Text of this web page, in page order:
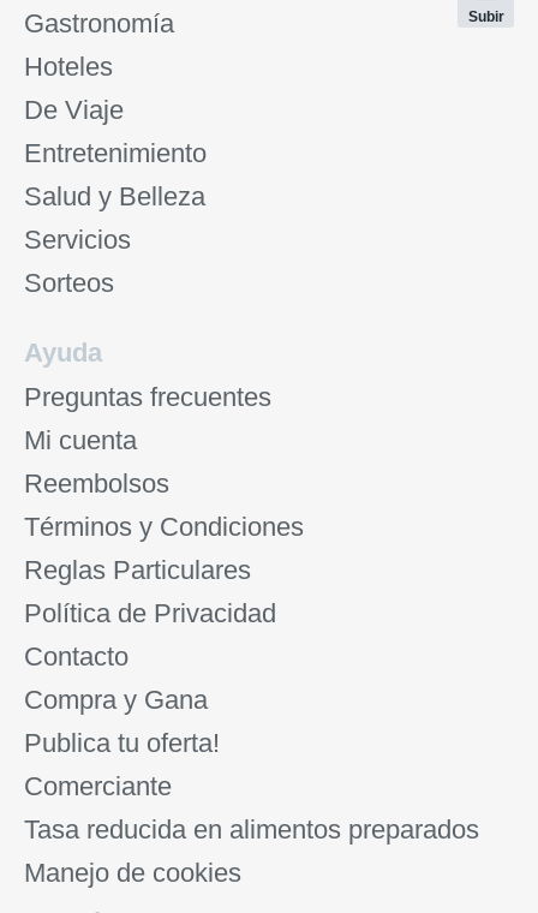
Gastronomía
Hoteles
De Viaje
Entretenimiento
Salud y Belleza
Servicios
Sorteos
Subir
Ayuda
Preguntas frecuentes
Mi cuenta
Reembolsos
Términos y Condiciones
Reglas Particulares
Política de Privacidad
Contacto
Compra y Gana
Publica tu oferta!
Comerciante
Tasa reducida en alimentos preparados
Manejo de cookies